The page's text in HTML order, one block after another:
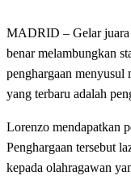
MADRID – Gelar juara
benar melambungkan
penghargaan menyusul
yang terbaru adalah
Lorenzo mendapatkan
Penghargaan tersebut
kepada olahragawan